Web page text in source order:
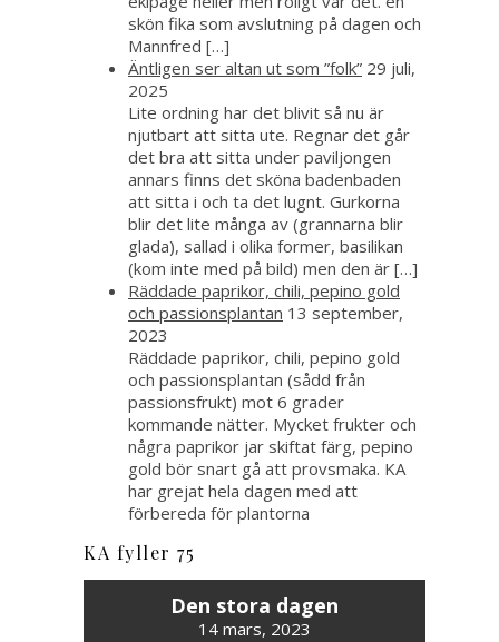
skön fika som avslutning på dagen och
Mannfred […]
Äntligen ser altan ut som ”folk” 29 juli,
2025
Lite ordning har det blivit så nu är
njutbart att sitta ute. Regnar det går
det bra att sitta under paviljongen
annars finns det sköna badenbaden
att sitta i och ta det lugnt. Gurkorna
blir det lite många av (grannarna blir
glada), sallad i olika former, basilikan
(kom inte med på bild) men den är […]
Räddade paprikor, chili, pepino gold
och passionsplantan 13 september,
2023
Räddade paprikor, chili, pepino gold
och passionsplantan (sådd från
passionsfrukt) mot 6 grader
kommande nätter. Mycket frukter och
några paprikor jar skiftat färg, pepino
gold bör snart gå att provsmaka. KA
har grejat hela dagen med att
förbereda för plantorna
KA fyller 75
Den stora dagen
14 mars, 2023